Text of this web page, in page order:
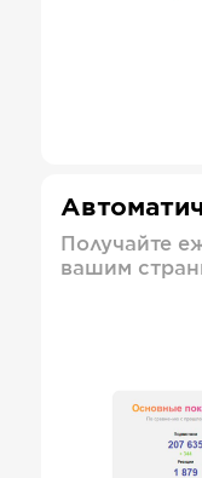
Получайте
вашим